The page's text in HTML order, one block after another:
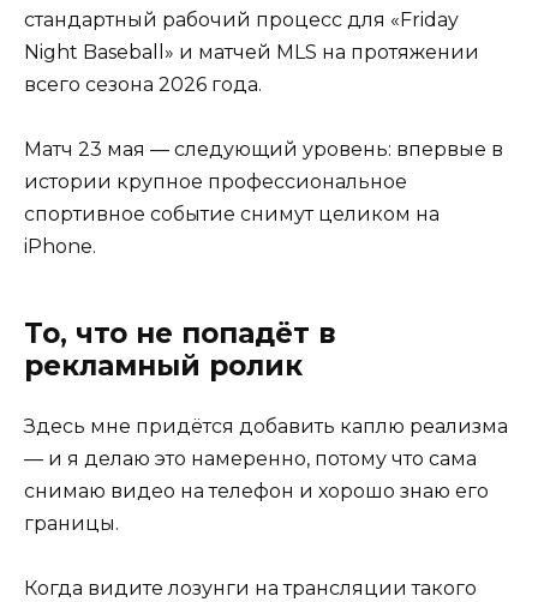
стандартный рабочий процесс для «Friday
Night Baseball» и матчей MLS на протяжении
всего сезона 2026 года.
Матч 23 мая — следующий уровень: впервые в
истории крупное профессиональное
спортивное событие снимут целиком на
iPhone.
То, что не попадёт в
рекламный ролик
Здесь мне придётся добавить каплю реализма
— и я делаю это намеренно, потому что сама
снимаю видео на телефон и хорошо знаю его
границы.
Когда видите лозунги на трансляции такого